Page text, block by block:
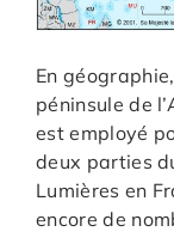
En
péninsule de
est employé
deux parties
Lumières en
encore de